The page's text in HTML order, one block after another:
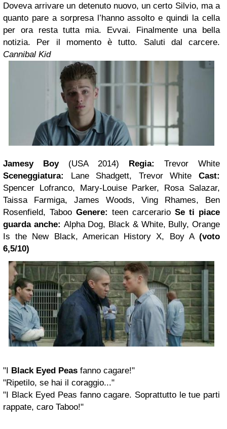
Doveva arrivare un detenuto nuovo, un certo Silvio, ma a
quanto pare a sorpresa l’hanno assolto e quindi la cella
per ora resta tutta mia. Evvai. Finalmente una bella
notizia.
Per il momento è tutto.
Saluti dal carcere.
Cannibal Kid
Jamesy Boy(USA 2014) Regia: Trevor White
Sceneggiatura:
Lane Shadgett, Trevor White Cast:
Spencer Lofranco, Mary-Louise Parker, Rosa Salazar,
Taissa Farmiga, James Woods, Ving Rhames, Ben
Rosenfield, Taboo Genere: teen carcerario Se ti piace
guarda anche: Alpha Dog, Black & White, Bully, Orange
Is the New Black, American History X, Boy A (voto
6,5/10)
"I Black Eyed Peas fanno cagare!"
"Ripetilo, se hai il coraggio..."
"I Black Eyed Peas fanno cagare. Soprattutto le tue parti
rappate, caro Taboo!"